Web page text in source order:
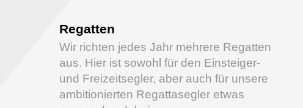
Regatten
Wir richten jedes Jahr mehrere Regatten
aus. Hier ist sowohl für den Einsteiger-
und Freizeitsegler, aber auch für unsere
ambitionierten Regattasegler etwas